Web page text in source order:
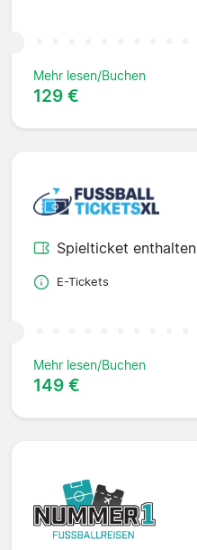
Mehr lesen/Buchen
129 €
Spielticket enthalten
E-Tickets
Mehr lesen/Buchen
149 €